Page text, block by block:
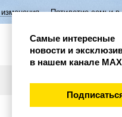
семьи в Нижегородской
Самые интересные
новости и
в нашем канале МАХ